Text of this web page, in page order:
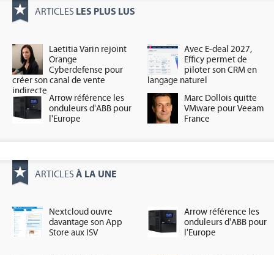
ARTICLES LES PLUS LUS
Laetitia Varin rejoint
Orange
Cyberdefense pour
créer son canal de vente
indirecte
Avec E-deal 2027,
Efficy permet de
piloter son CRM en
langage naturel
Arrow référence les
onduleurs d'ABB pour
l'Europe
Marc Dollois quitte
VMware pour Veeam
France
ARTICLES À LA UNE
Nextcloud ouvre
davantage son App
Store aux ISV
Arrow référence les
onduleurs d'ABB pour
l'Europe